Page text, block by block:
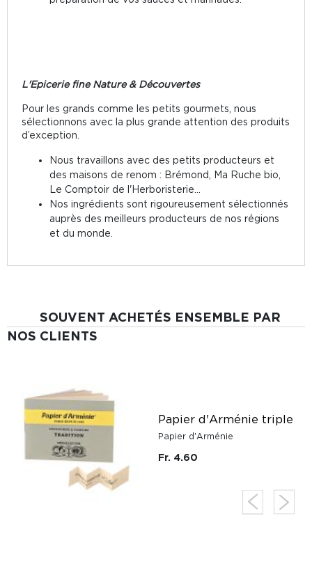
L'Epicerie fine Nature & Découvertes
Pour les grands comme les petits gourmets, nous
sélectionnons avec la plus grande attention des produits
d’exception.
Nous travaillons avec des petits producteurs et
des maisons de renom : Brémond, Ma Ruche bio,
Le Comptoir de l'Herboristerie…
Nos ingrédients sont rigoureusement sélectionnés
auprès des meilleurs producteurs de nos régions
et du monde.
SOUVENT ACHETÉS ENSEMBLE PAR
NOS CLIENTS
Papier d'Arménie triple
Papier d'Arménie
Fr. 4.60